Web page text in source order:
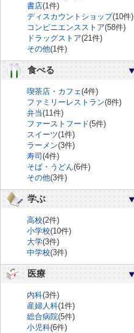
書店(1件)
ディスカウントショップ(10件)
コンビニエンスストア(58件)
ドラッグストア(21件)
その他(1件)
食べる
喫茶店・カフェ(4件)
ファミリーレストラン(8件)
弁当(11件)
ファーストフード(5件)
スイーツ(1件)
ラーメン(3件)
寿司 (4件)
そば・うどん(6件)
その他(3件)
学ぶ
高校(2件)
小学校(10件)
大学(3件)
中学校(3件)
医療
内科(3件)
産婦人科(1件)
総合病院(5件)
小児科(6件)